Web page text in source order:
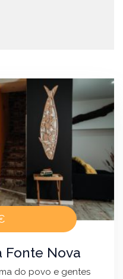
Fonte Nova
do povo e gentes